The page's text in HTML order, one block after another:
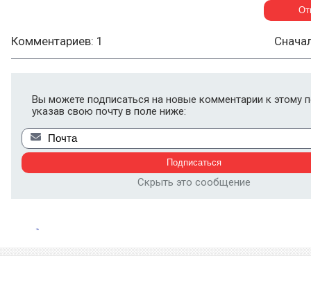
Комментариев: 1
Вы можете подписаться на новые комментарии к этому
указав свою почту в поле ниже:
Скрыть это сообщение